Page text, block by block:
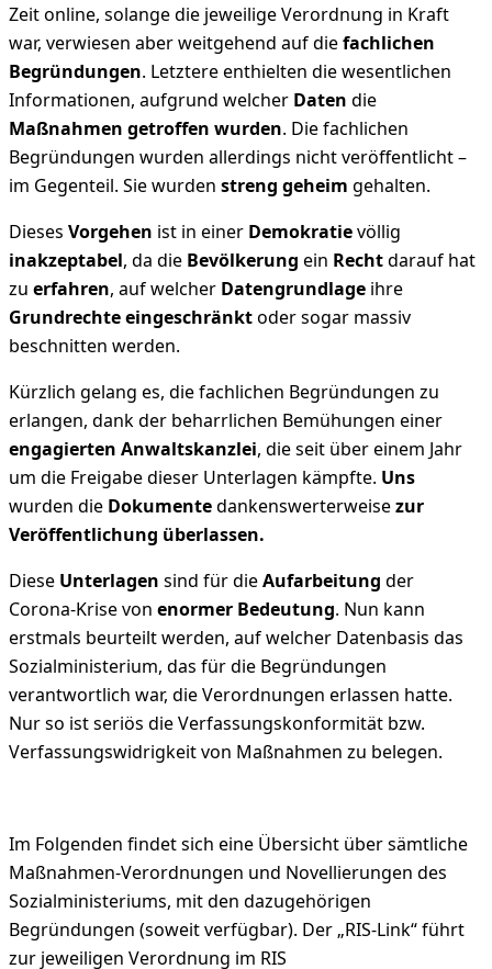
Zeit online, solange die jeweilige Verordnung in Kraft
war, verwiesen aber weitgehend auf diefachlichen
Begründungen. Letztere enthielten die wesentlichen
Informationen, aufgrund welcher Daten die
Maßnahmen getroffen wurden. Die fachlichen
Begründungen wurden allerdings nicht veröffentlicht –
im Gegenteil. Sie wurden streng geheim gehalten.
Dieses Vorgehen ist in einer Demokratievöllig
inakzeptabel, da die Bevölkerung ein Rechtdarauf hat
zu erfahren, auf welcher Datengrundlage ihre
Grundrechte eingeschränktoder sogar massiv
beschnitten werden.
Kürzlich gelang es, die fachlichen Begründungen zu
erlangen, dank der beharrlichen Bemühungen einer
engagierten Anwaltskanzlei, die seit über einem Jahr
um die Freigabe dieser Unterlagen kämpfte. Uns
wurden die Dokumentedankenswerterweisezur
Veröffentlichung überlassen.
Diese Unterlagen sind für dieAufarbeitung der
Corona-Krise von enormer Bedeutung. Nun kann
erstmals beurteilt werden, auf welcher Datenbasis das
Sozialministerium, das für die Begründungen
verantwortlich war, die Verordnungen erlassen hatte.
Nur so ist seriös die Verfassungskonformität bzw.
Verfassungswidrigkeit von Maßnahmen zu belegen.
Im Folgenden findet sich eine Übersicht über sämtliche
Maßnahmen-Verordnungen und Novellierungen des
Sozialministeriums, mit den dazugehörigen
Begründungen (soweit verfügbar). Der „RIS-Link“ führt
zur jeweiligen Verordnung im RIS